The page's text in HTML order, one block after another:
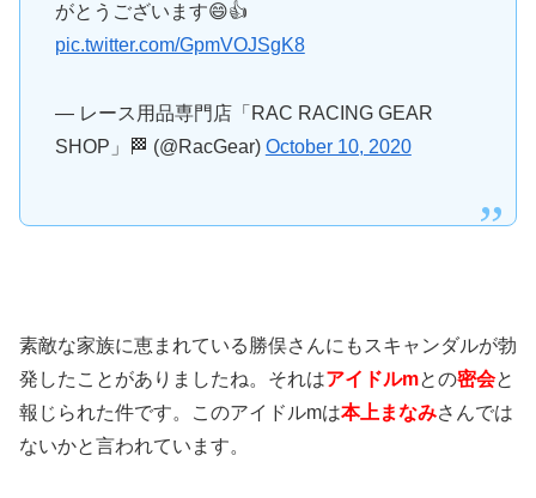
がとうございます😄👍
pic.twitter.com/GpmVOJSgK8
— レース用品専門店「RAC RACING GEAR
SHOP」🏁 (@RacGear) October 10, 2020
素敵な家族に恵まれている勝俣さんにもスキャンダルが勃
発したことがありましたね。それはアイドルmとの密会と
報じられた件です。このアイドルmは本上まなみさんでは
ないかと言われています。